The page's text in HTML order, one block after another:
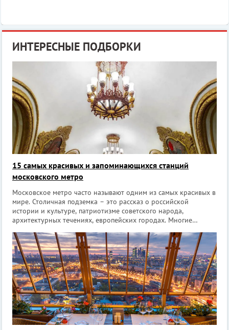
ИНТЕРЕСНЫЕ ПОДБОРКИ
15 самых красивых и запоминающихся станций
московского метро
Московское метро часто называют одним из самых красивых в
мире. Столичная подземка – это рассказ о российской
истории и культуре, патриотизме советского народа,
архитектурных течениях, европейских городах. Многие
скульптурами. Туристам даже пр